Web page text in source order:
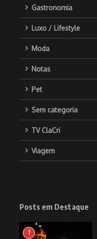
Gastronomia
Luxo / Lifestyle
Moda
Notas
Pet
Sem categoria
TV ClaCri
Viagem
Posts em Destaque
1